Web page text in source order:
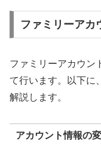
ファミリーアカ
ファミリーアカウン
て行います。以下に
解説します。
アカウント情報の